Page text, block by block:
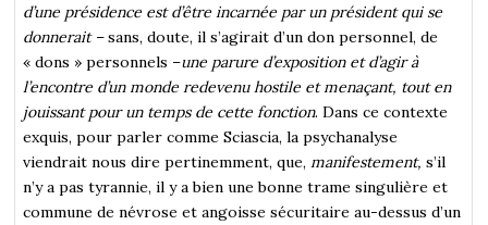
d’une présidence est d’être incarnée par un président qui se
donnerait –sans, doute, il s’agirait d’un don personnel, de
« dons » personnels –une parure d’exposition et d’agir à
l’encontre d’un monde redevenu hostile et menaçant, tout en
jouissant pour un temps de cette fonction. Dans ce contexte
exquis, pour parler comme Sciascia, la psychanalyse
viendrait nous dire pertinemment, que, manifestement, s’il
n’y a pas tyrannie, il y a bien une bonne trame singulière et
commune de névrose et angoisse sécuritaire au-dessus d’un